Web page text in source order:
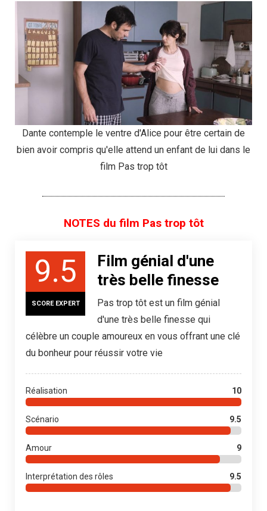
Dante contemple le ventre d'Alice pour être certain de
bien avoir compris qu'elle attend un enfant de lui dans le
film Pas trop tôt
NOTES du film Pas trop tôt
9.5
SCORE EXPERT
Film génial d'une
très belle finesse
Pas trop tôt est un film génial
d'une très belle finesse qui
célèbre un couple amoureux en vous offrant une clé
du bonheur pour réussir votre vie
Réalisation 10
Scénario 9.5
Amour 9
Interprétation des rôles 9.5